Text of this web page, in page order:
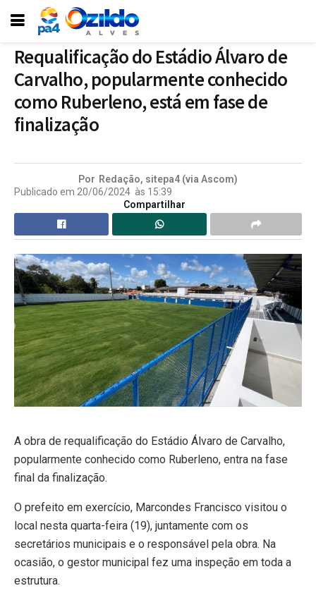
Requalificação do Estádio Álvaro de
Carvalho, popularmente conhecido
como Ruberleno, está em fase de
finalização
Por Redação, sitepa4 (via Ascom)
Publicado em 20/06/2024 às 15:39
Compartilhar
A obra de requalificação do Estádio Álvaro de Carvalho,
popularmente conhecido como Ruberleno, entra na fase
final da finalização.
O prefeito em exercício, Marcondes Francisco visitou o
local nesta quarta-feira (19), juntamente com os
secretários municipais e o responsável pela obra. Na
ocasião, o gestor municipal fez uma inspeção em toda a
estrutura.